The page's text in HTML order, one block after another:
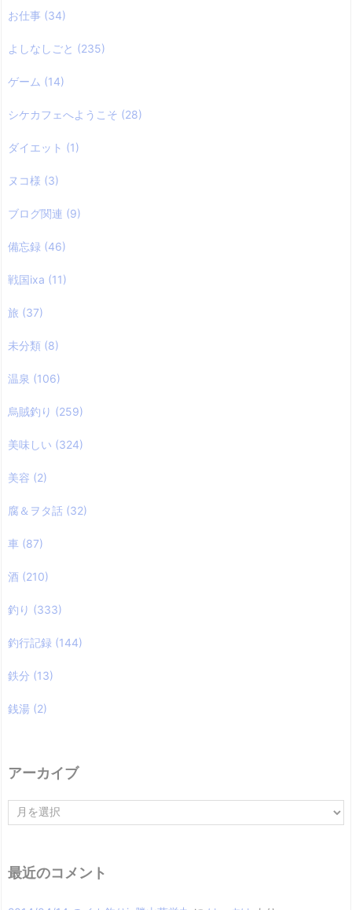
お仕事 (34)
よしなしごと (235)
ゲーム (14)
シケカフェへようこそ (28)
ダイエット (1)
ヌコ様 (3)
ブログ関連 (9)
備忘録 (46)
戦国ixa (11)
旅 (37)
未分類 (8)
温泉 (106)
烏賊釣り (259)
美味しい (324)
美容 (2)
腐＆ヲタ話 (32)
車 (87)
酒 (210)
釣り (333)
釣行記録 (144)
鉄分 (13)
銭湯 (2)
アーカイブ
ー
ブ
最近のコメント